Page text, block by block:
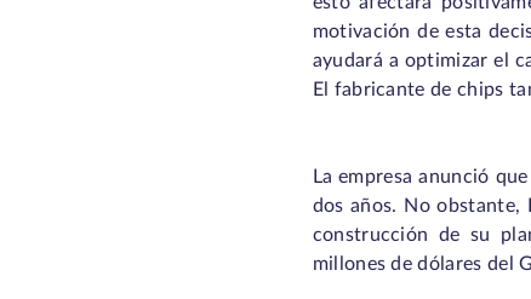
motivación de esta
ayudará a optimizar el
El fabricante de chips
La empresa anunció
dos años. No
construcción de su
millones de dólares del